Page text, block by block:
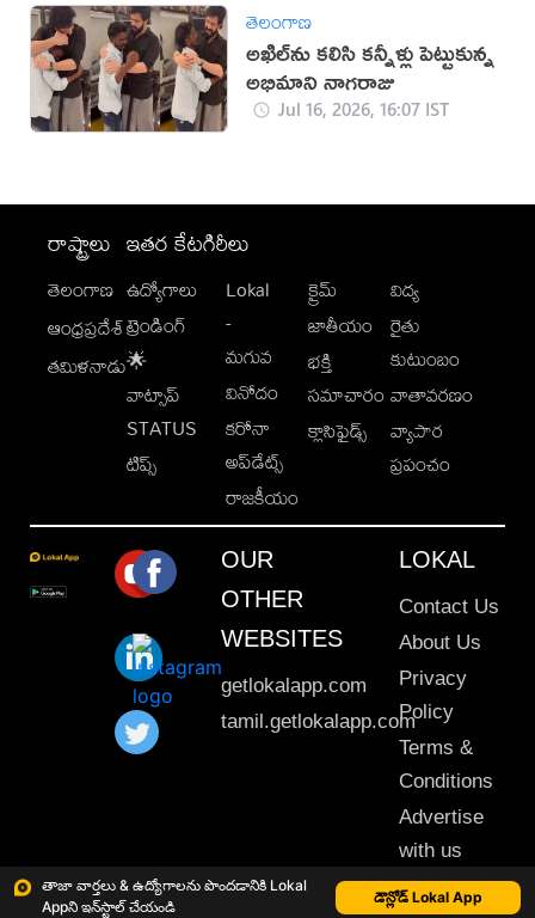
తాజా వార్తలు & ఉద్యోగాలను పొందడానికి Lokal
Appని ఇన్‌స్టాల్ చేయండి
డౌన్లోడ్ Lokal App
తెలంగాణ
అఖిల్‌ను కలిసి కన్నీళ్లు పెట్టుకున్న
అభిమాని నాగరాజు
Jul 16, 2026, 16:07 IST
రాష్ట్రాలు
తెలంగాణ
ఆంధ్రప్రదేశ్
తమిళనాడు
ఇతర కేటగిరీలు
ఉద్యోగాలు
ట్రెండింగ్
🌟
వాట్సాప్
STATUS
టిప్స్
Lokal
-
మగువ
వినోదం
కరోనా
అప్‌డేట్స్
రాజకీయం
క్రైమ్
జాతీయం
భక్తి
సమాచారం
క్లాసిఫైడ్స్
విద్య
రైతు
కుటుంబం
వాతావరణం
వ్యాపార
ప్రపంచం
OUR
OTHER
WEBSITES
getlokalapp.com
tamil.getlokalapp.com
LOKAL
Contact Us
About Us
Privacy
Policy
Terms &
Conditions
Advertise
with us
Sitemap
This material may not be published, transmitted, rewritten or redistributed. © 2020 Lokal App. All rights reserved.